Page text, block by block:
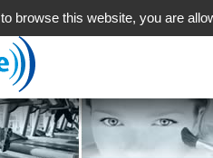
browse this website, you are